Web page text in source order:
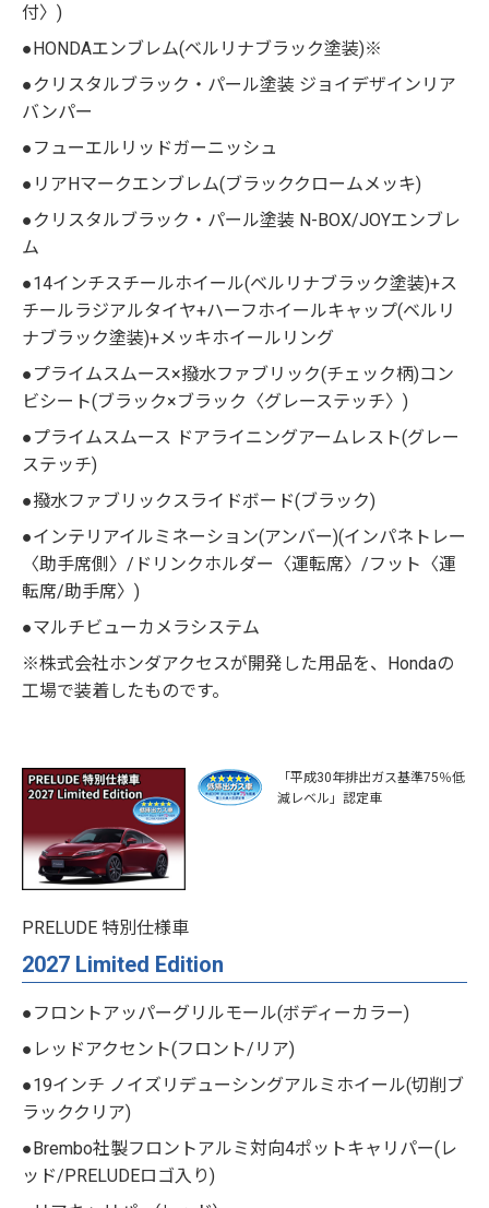
付〉)
●HONDAエンブレム(ベルリナブラック塗装)※
●クリスタルブラック・パール塗装 ジョイデザインリア
バンパー
●フューエルリッドガーニッシュ
●リアHマークエンブレム(ブラッククロームメッキ)
●クリスタルブラック・パール塗装 N-BOX/JOYエンブレ
ム
●14インチスチールホイール(ベルリナブラック塗装)+ス
チールラジアルタイヤ+ハーフホイールキャップ(ベルリ
ナブラック塗装)+メッキホイールリング
●プライムスムース×撥水ファブリック(チェック柄)コン
ビシート(ブラック×ブラック〈グレーステッチ〉)
●プライムスムース ドアライニングアームレスト(グレー
ステッチ)
●撥水ファブリックスライドボード(ブラック)
●インテリアイルミネーション(アンバー)(インパネトレー
〈助手席側〉/ドリンクホルダー〈運転席〉/フット〈運
転席/助手席〉)
●マルチビューカメラシステム
※株式会社ホンダアクセスが開発した用品を、Hondaの
工場で装着したものです。
「平成30年排出ガス基準75％低
減レベル」認定車
PRELUDE 特別仕様車
2027 Limited Edition
●フロントアッパーグリルモール(ボディーカラー)
●レッドアクセント(フロント/リア)
●19インチ ノイズリデューシングアルミホイール(切削ブ
ラッククリア)
●Brembo社製フロントアルミ対向4ポットキャリパー(レ
ッド/PRELUDEロゴ入り)